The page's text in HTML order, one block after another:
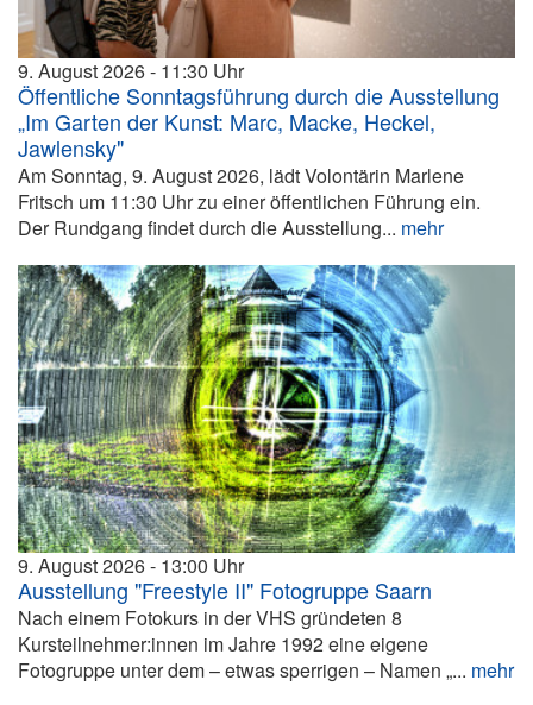
9. August 2026 11:30
Öffentliche Sonntagsführung durch die Ausstellung
„Im Garten der Kunst: Marc, Macke, Heckel,
Jawlensky"
Am Sonntag, 9. August 2026, lädt Volontärin Marlene
Fritsch um 11:30 Uhr zu einer öffentlichen Führung ein.
Der Rundgang findet durch die Ausstellung... mehr
9. August 2026 13:00
Ausstellung "Freestyle II" Fotogruppe Saarn
Nach einem Fotokurs in der VHS gründeten 8
Kursteilnehmer:innen im Jahre 1992 eine eigene
Fotogruppe unter dem – etwas sperrigen – Namen „... mehr